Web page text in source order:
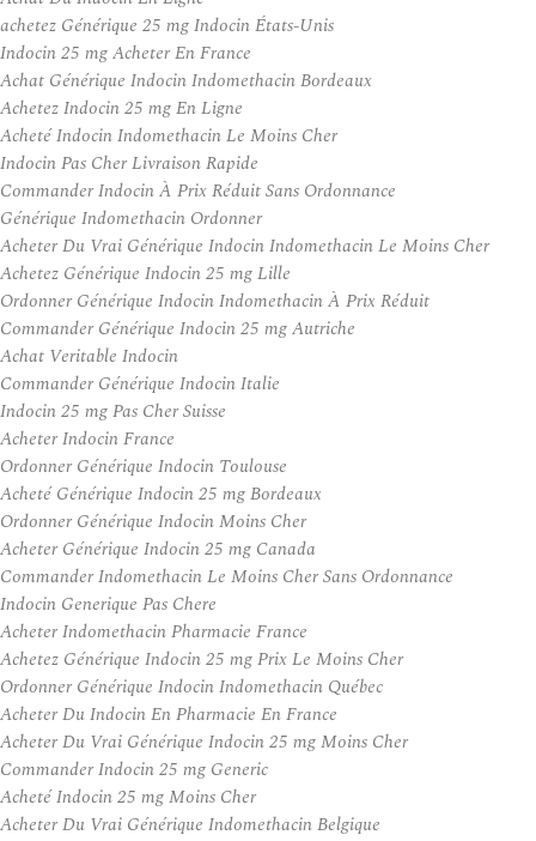
achetez Générique 25 mg Indocin États-Unis
Indocin 25 mg Acheter En France
Achat Générique Indocin Indomethacin Bordeaux
Achetez Indocin 25 mg En Ligne
Acheté Indocin Indomethacin Le Moins Cher
Indocin Pas Cher Livraison Rapide
Commander Indocin À Prix Réduit Sans Ordonnance
Générique Indomethacin Ordonner
Acheter Du Vrai Générique Indocin Indomethacin Le Moins Cher
Achetez Générique Indocin 25 mg Lille
Ordonner Générique Indocin Indomethacin À Prix Réduit
Commander Générique Indocin 25 mg Autriche
Achat Veritable Indocin
Commander Générique Indocin Italie
Indocin 25 mg Pas Cher Suisse
Acheter Indocin France
Ordonner Générique Indocin Toulouse
Acheté Générique Indocin 25 mg Bordeaux
Ordonner Générique Indocin Moins Cher
Acheter Générique Indocin 25 mg Canada
Commander Indomethacin Le Moins Cher Sans Ordonnance
Indocin Generique Pas Chere
Acheter Indomethacin Pharmacie France
Achetez Générique Indocin 25 mg Prix Le Moins Cher
Ordonner Générique Indocin Indomethacin Québec
Acheter Du Indocin En Pharmacie En France
Acheter Du Vrai Générique Indocin 25 mg Moins Cher
Commander Indocin 25 mg Generic
Acheté Indocin 25 mg Moins Cher
Acheter Du Vrai Générique Indomethacin Belgique